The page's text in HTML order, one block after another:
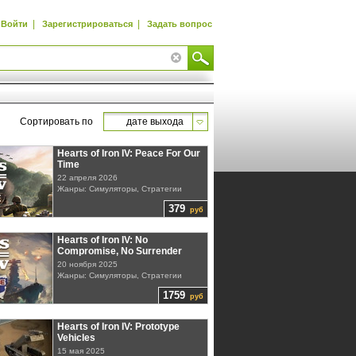
Войти | Зарегистрироваться | Задать вопрос
Сортировать по дате выхода
379 руб
Hearts of Iron IV: Peace For Our
Time
22 апреля 2026
Жанры: Симуляторы, Стратегии
1759 руб
Hearts of Iron IV: No
Compromise, No Surrender
20 ноября 2025
Жанры: Симуляторы, Стратегии
Hearts of Iron IV: Prototype
Vehicles
15 мая 2025